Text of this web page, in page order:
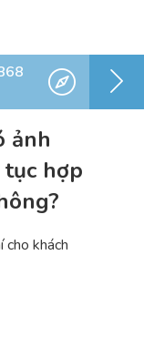
ảnh
hợp
cho khách